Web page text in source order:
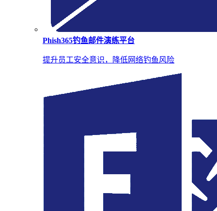
Phish365钓鱼邮件演练平台
提升员工安全意识，降低网络钓鱼风险